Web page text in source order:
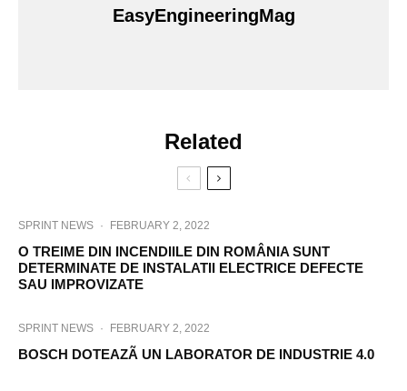
EasyEngineeringMag
Related
SPRINT NEWS · FEBRUARY 2, 2022
O TREIME DIN INCENDIILE DIN ROMÂNIA SUNT
DETERMINATE DE INSTALATII ELECTRICE DEFECTE
SAU IMPROVIZATE
SPRINT NEWS · FEBRUARY 2, 2022
BOSCH DOTEAZÃ UN LABORATOR DE INDUSTRIE 4.0